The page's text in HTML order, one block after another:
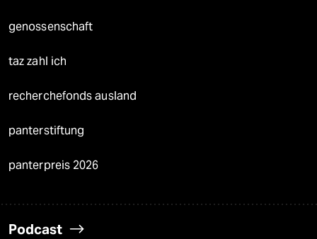
genossenschaft
taz zahl ich
recherchefonds ausland
panterstiftung
panterpreis 2026
Podcast